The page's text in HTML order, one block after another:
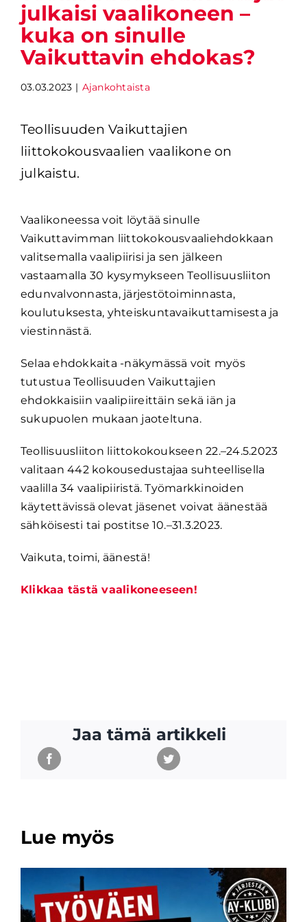
julkaisi vaalikoneen –
kuka on sinulle
Vaikuttavin ehdokas?
03.03.2023 | Ajankohtaista
Teollisuuden Vaikuttajien
liittokokousvaalien vaalikone on
julkaistu.
Vaalikoneessa voit löytää sinulle
Vaikuttavimman liittokokousvaaliehdokkaan
valitsemalla vaalipiirisi ja sen jälkeen
vastaamalla 30 kysymykseen Teollisuusliiton
edunvalvonnasta, järjestötoiminnasta,
koulutuksesta, yhteiskuntavaikuttamisesta ja
viestinnästä.
Selaa ehdokkaita -näkymässä voit myös
tutustua Teollisuuden Vaikuttajien
ehdokkaisiin vaalipiireittäin sekä iän ja
sukupuolen mukaan jaoteltuna.
Teollisuusliiton liittokokoukseen 22.–24.5.2023
valitaan 442 kokousedustajaa suhteellisella
vaalilla 34 vaalipiiristä. Työmarkkinoiden
käytettävissä olevat jäsenet voivat äänestää
sähköisesti tai postitse 10.–31.3.2023.
Vaikuta, toimi, äänestä!
Klikkaa tästä vaalikoneeseen!
Jaa tämä artikkeli
Lue myös